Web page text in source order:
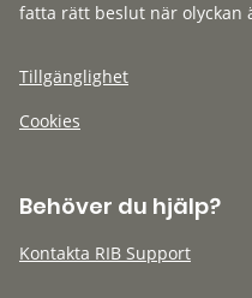
fatta rätt beslut när olyckan
Tillgänglighet
Cookies
Behöver du hjälp?
Kontakta RIB Support